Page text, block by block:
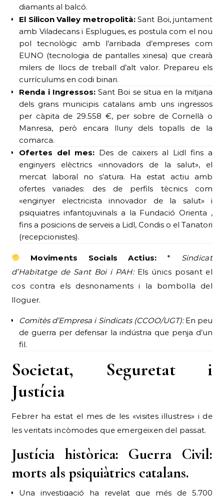
diamants al balcó.
El Silicon Valley metropolità:Sant Boi, juntament
amb Viladecans i Esplugues, es postula com el nou
pol tecnològic amb l’arribada d’empreses com
EUNO (tecnologia de pantalles xinesa) que crearà
milers de llocs de treball d’alt valor. Prepareu els
currículums en codi binari.
Renda i Ingressos: Sant Boi se situa en la mitjana
dels grans municipis catalans amb uns ingressos
per càpita de 29.558 €, per sobre de Cornellà o
Manresa, però encara lluny dels topalls de la
comarca.
Ofertes del mes: Des de caixers al Lidl fins a
enginyers elèctrics «innovadors de la salut», el
mercat laboral no s’atura. Ha estat actiu amb
ofertes variades: des de perfils tècnics com
«enginyer electricista innovador de la salut» i
psiquiatres infantojuvinals a la Fundació Orienta ,
fins a posicions de serveis a Lidl, Condis o el Tanatori
(recepcionistes).
Moviments Socials Actius: * Sindicat
d’Habitatge de Sant Boi i PAH:Els únics posant el
cos contra els desnonaments i la bombolla del
lloguer.
Comitès d’Empresa i Sindicats (CCOO/UGT):En peu
de guerra per defensar la indústria que penja d’un
fil.
Societat, Seguretat i
Justícia
Febrer ha estat el mes de les «visites il·lustres» i de
les veritats incòmodes que emergeixen del passat.
Justícia històrica: Guerra Civil:
morts als psiquiàtrics catalans.
Una investigació ha revelat que més de 5.700